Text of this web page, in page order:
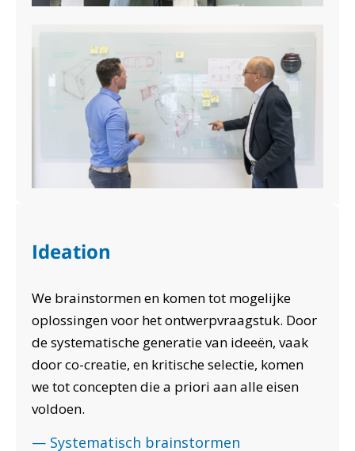
Ideation
We brainstormen en komen tot mogelijke
oplossingen voor het ontwerpvraagstuk. Door
de systematische generatie van ideeën, vaak
door co-creatie, en kritische selectie, komen
we tot concepten die a priori aan alle eisen
voldoen.
— Systematisch brainstormen